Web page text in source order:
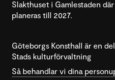
Slakthuset i Gamlestaden
planeras till 2027.
Göteborgs Konsthall är en
Stads kulturförvaltning
Så behandlar vi dina